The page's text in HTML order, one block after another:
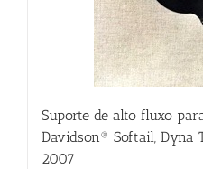
Suporte de alto fluxo
Davidson® Softail, Dyna
2007